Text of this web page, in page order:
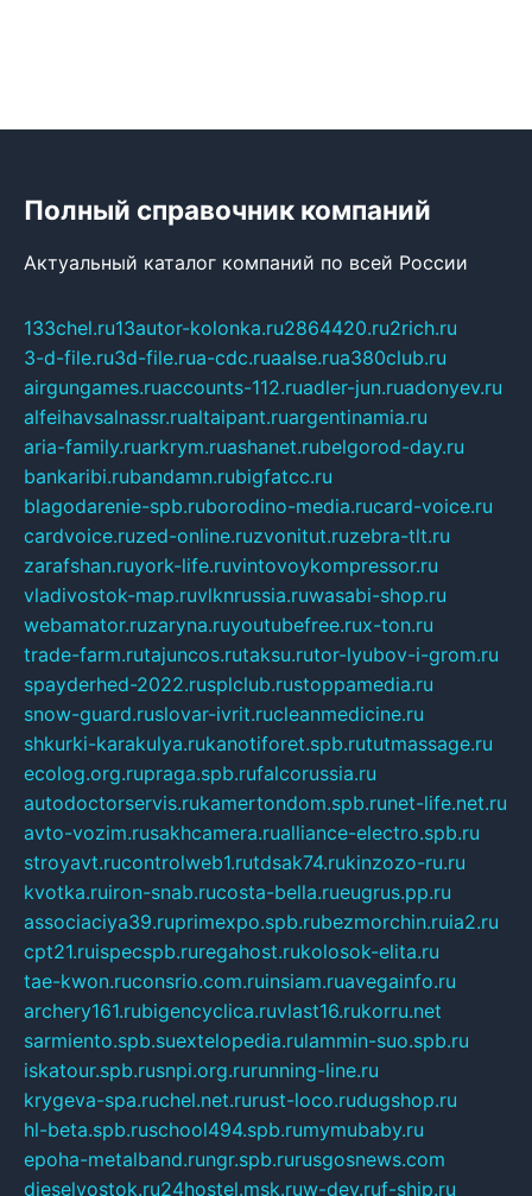
Полный справочник компаний
Актуальный каталог компаний по всей России
133chel.ru13autor-kolonka.ru2864420.ru2rich.ru
3-d-file.ru3d-file.rua-cdc.ruaalse.rua380club.ru
airgungames.ruaccounts-112.ruadler-jun.ruadonyev.ru
alfeihavsalnassr.rualtaipant.ruargentinamia.ru
aria-family.ruarkrym.ruashanet.rubelgorod-day.ru
bankaribi.rubandamn.rubigfatcc.ru
blagodarenie-spb.ruborodino-media.rucard-voice.ru
cardvoice.ruzed-online.ruzvonitut.ruzebra-tlt.ru
zarafshan.ruyork-life.ruvintovoykompressor.ru
vladivostok-map.ruvlknrussia.ruwasabi-shop.ru
webamator.ruzaryna.ruyoutubefree.rux-ton.ru
trade-farm.rutajuncos.rutaksu.rutor-lyubov-i-grom.ru
spayderhed-2022.rusplclub.rustoppamedia.ru
snow-guard.ruslovar-ivrit.rucleanmedicine.ru
shkurki-karakulya.rukanotiforet.spb.rututmassage.ru
ecolog.org.rupraga.spb.rufalcorussia.ru
autodoctorservis.rukamertondom.spb.runet-life.net.ru
avto-vozim.rusakhcamera.rualliance-electro.spb.ru
stroyavt.rucontrolweb1.rutdsak74.rukinzozo-ru.ru
kvotka.ruiron-snab.rucosta-bella.rueugrus.pp.ru
associaciya39.ruprimexpo.spb.rubezmorchin.ruia2.ru
cpt21.ruispecspb.ruregahost.rukolosok-elita.ru
tae-kwon.ruconsrio.com.ruinsiam.ruavegainfo.ru
archery161.rubigencyclica.ruvlast16.rukorru.net
sarmiento.spb.suextelopedia.rulammin-suo.spb.ru
iskatour.spb.rusnpi.org.rurunning-line.ru
krygeva-spa.ruchel.net.rurust-loco.rudugshop.ru
hl-beta.spb.ruschool494.spb.rumymubaby.ru
epoha-metalband.rungr.spb.rurusgosnews.com
dieselvostok.ru24hostel.msk.ruw-dev.ruf-ship.ru